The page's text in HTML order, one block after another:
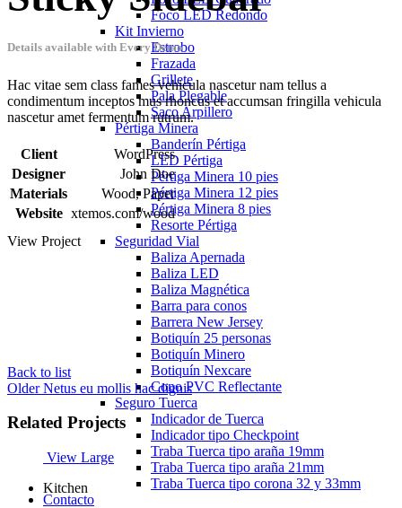
Foco LED Redondo
Kit Invierno
Estrobo
Frazada
Grillete
Pala Plegable
Saco Arpillero
Pértiga Minera
Banderín Pértiga
LED Pértiga
Pértiga Minera 10 pies
Pértiga Minera 12 pies
Pértiga Minera 8 pies
Resorte Pértiga
Seguridad Vial
Baliza Apernada
Baliza LED
Baliza Magnética
Barra para conos
Barrera New Jersey
Botiquín 25 personas
Botiquín Minero
Botiquín Nexcare
Cono PVC Reflectante
Seguro Tuerca
Indicador de Tuerca
Indicador tipo Checkpoint
Traba Tuerca tipo araña 19mm
Traba Tuerca tipo araña 21mm
Traba Tuerca tipo corona 32 y 33mm
Contacto
Details available with Every Demo
Hac vitae sem class fames vehicula nascetur nam tellus a
condimentum inceptos mus rhoncus et accumsan fringilla vehicula
nascetur amet fermentum rutrum.
Client
WordPress
Designer
John Doe
Materials
Wood, Paper
Website xtemos.com/wood
View Project
Back to list
Older Netus eu mollis hac dignis
Related Projects
View Large
Kitchen